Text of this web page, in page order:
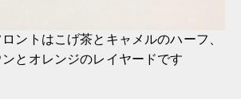
ントはこげ茶とキャメルのハーフ、
とオレンジのレイヤードです